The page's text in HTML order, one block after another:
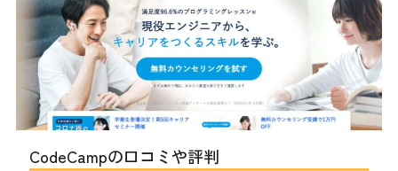
CodeCampの口コミや評判